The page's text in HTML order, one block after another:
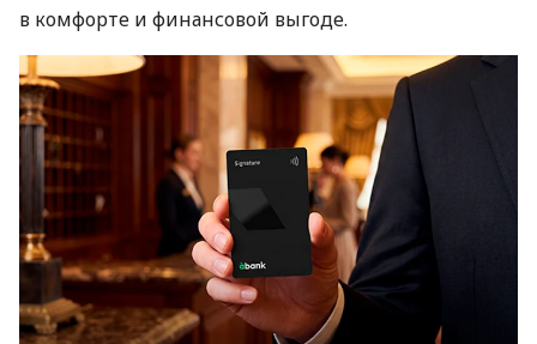
в комфорте и финансовой выгоде.